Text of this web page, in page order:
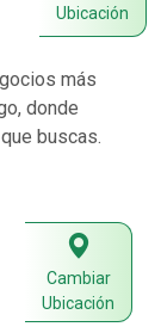
Ubicación
más
donde
buscas.
Cambiar
Ubicación